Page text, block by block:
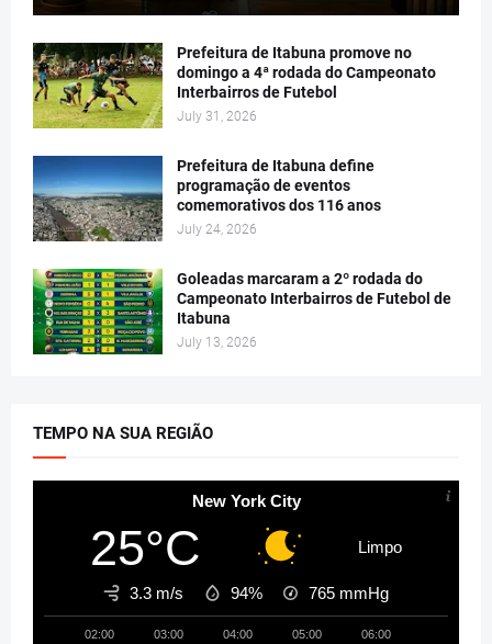
Prefeitura de Itabuna promove no
domingo a 4ª rodada do Campeonato
Interbairros de Futebol
July 31, 2026
Prefeitura de Itabuna define
programação de eventos
comemorativos dos 116 anos
July 24, 2026
Goleadas marcaram a 2º rodada do
Campeonato Interbairros de Futebol de
Itabuna
July 13, 2026
TEMPO NA SUA REGIÃO
New York City
25°C Limpo
3.3 m/s 94% 765 mmHg
02:00 03:00 04:00 05:00 06:00